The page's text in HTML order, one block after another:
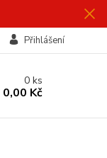
Přihlášení
0ks
0,00 Kč